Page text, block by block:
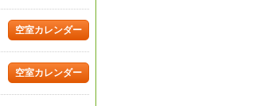
空室カレンダー
空室カレンダー